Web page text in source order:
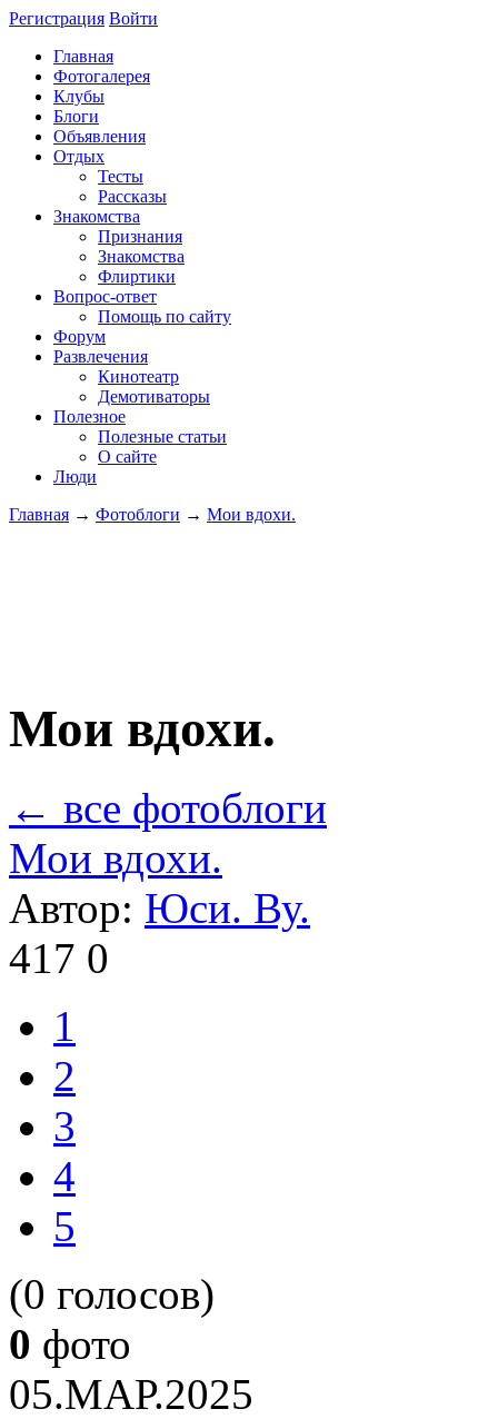
Регистрация Войти
Главная
Фотогалерея
Клубы
Блоги
Объявления
Отдых
Тесты
Рассказы
Знакомства
Признания
Знакомства
Флиртики
Вопрос-ответ
Помощь по сайту
Форум
Развлечения
Кинотеатр
Демотиваторы
Полезное
Полезные статьи
О сайте
Люди
Главная → Фотоблоги → Мои вдохи.
Мои вдохи.
← все фотоблоги
Мои вдохи.
Автор: Юси. Ву.
417 0
1
2
3
4
5
(0 голосов)
0 фото
05.МАР.2025